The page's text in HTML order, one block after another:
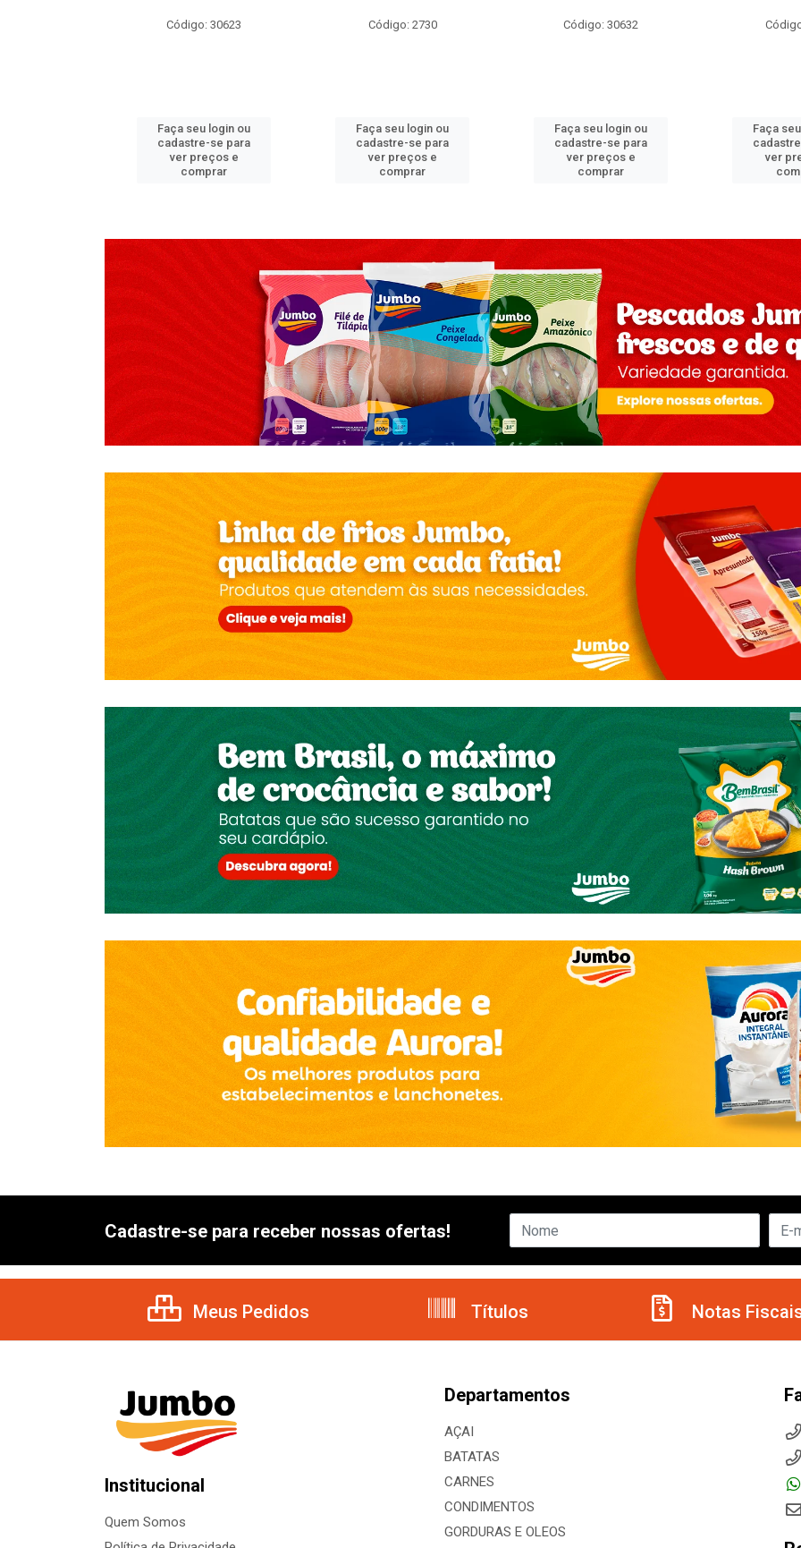
Código: 30623
Faça seu login ou
cadastre-se para
ver preços e
comprar
Código: 2730
Faça seu login ou
cadastre-se para
ver preços e
comprar
Código: 30632
Faça seu login ou
cadastre-se para
ver preços e
comprar
Faça
ver
Cadastre-se para receber nossas ofertas!
Meus Pedidos Títulos Notas
Institucional
Quem Somos
Departamentos
AÇAI
BATATAS
CARNES
CONDIMENTOS
GORDURAS E OLEOS